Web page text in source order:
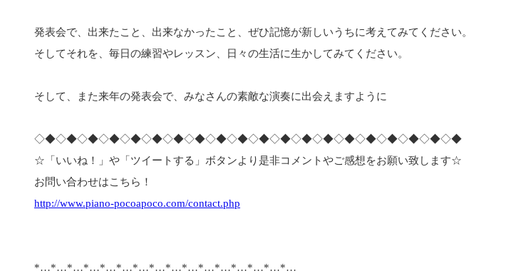
発表会で、出来たこと、出来なかったこと、ぜひ記憶が新しいうちに考えてみてください。
そしてそれを、毎日の練習やレッスン、日々の生活に生かしてみてください。
そして、また来年の発表会で、みなさんの素敵な演奏に出会えますように
◇◆◇◆◇◆◇◆◇◆◇◆◇◆◇◆◇◆◇◆◇◆◇◆◇◆◇◆◇◆◇◆◇◆◇◆◇◆◇◆
☆「いいね！」や「ツイートする」ボタンより是非コメントやご感想をお願い致します☆
お問い合わせはこちら！
http://www.piano-pocoapoco.com/contact.php
*…*…*…*…*…*…*…*…*…*…*…*…*…*…*…*…